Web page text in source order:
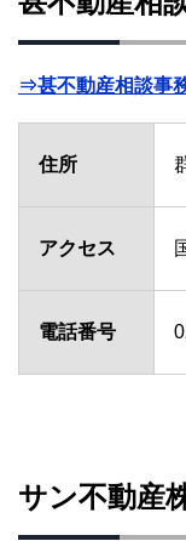
⇒甚不動産相談事
住所
アクセス
電話番号
サン不動産